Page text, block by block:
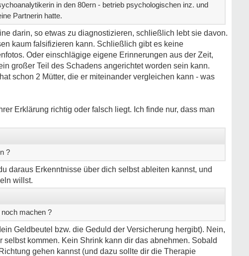
in den 80ern - betrieb psychologischen inz. und
Partnerin hatte.
darin, so etwas zu diagnostizieren, schließlich lebt sie davon.
kaum falsifizieren kann. Schließlich gibt es keine
Oder einschlägige eigene Erinnerungen aus der Zeit,
großer Teil des Schadens angerichtet worden sein kann.
schon 2 Mütter, die er miteinander vergleichen kann - was
Erklärung richtig oder falsch liegt. Ich finde nur, dass man
?
daraus Erkenntnisse über dich selbst ableiten kannst, und
willst.
machen ?
Geldbeutel bzw. die Geduld der Versicherung hergibt). Nein,
kommen. Kein Shrink kann dir das abnehmen. Sobald
gehen kannst (und dazu sollte dir die Therapie